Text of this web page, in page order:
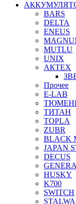
BARS
DELTA
ENEUS
MUTLU
UNIX
АКТЕХ
Прочее
E-LAB
ТИТАН
TOPLA
ZUBR
BLACK
JAPAN
DECUS
HUSKY
K700
SWITCH